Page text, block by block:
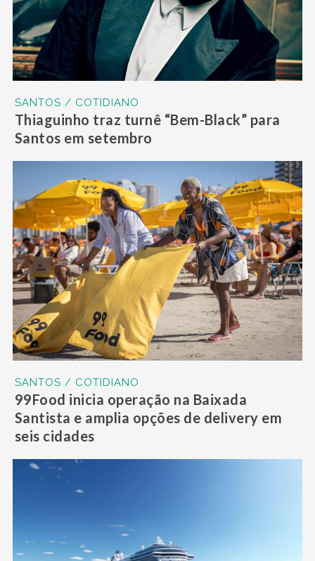
SANTOS / COTIDIANO
Thiaguinho traz turnê “Bem-Black” para
Santos em setembro
SANTOS / COTIDIANO
99Food inicia operação na Baixada
Santista e amplia opções de delivery em
seis cidades